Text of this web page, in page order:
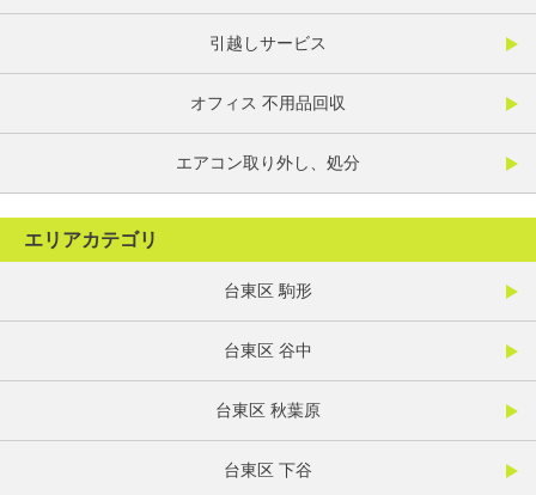
引越しサービス
オフィス 不用品回収
エアコン取り外し、処分
エリアカテゴリ
台東区 駒形
台東区 谷中
台東区 秋葉原
台東区 下谷